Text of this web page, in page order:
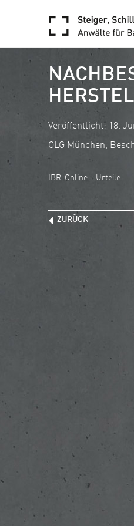
Veröffentlicht: 18.
OLG München,
IBR-Online - Urteile
ZURÜCK